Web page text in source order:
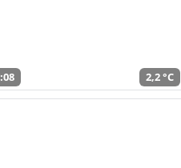
2,2 °C